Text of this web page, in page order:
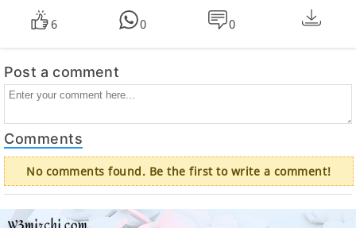
6 0 0
Post a comment
Comments
No comments found. Be the first to write a comment!